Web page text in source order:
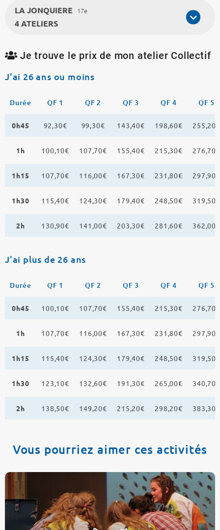
LA JONQUIERE 17e
4 ATELIERS
Je trouve le prix de mon atelier Collectif
J'ai 26 ans ou moins
Durée QF 1 QF 2 QF 3 QF 4 QF 5
0h45 92,30€ 99,30€ 143,40€ 198,60€ 255,20€
1h 100,10€ 107,70€ 155,40€ 215,30€ 276,70€
1h15 107,70€ 116,00€ 167,30€ 231,80€ 297,90€
1h30 115,40€ 124,30€ 179,40€ 248,50€ 319,50€
2h 130,90€ 141,00€ 203,30€ 281,60€ 362,00€
J'ai plus de 26 ans
Durée QF 1 QF 2 QF 3 QF 4 QF 5
0h45 100,10€ 107,70€ 155,40€ 215,30€ 276,70€
1h 107,70€ 116,00€ 167,30€ 231,80€ 297,90€
1h15 115,40€ 124,30€ 179,40€ 248,50€ 319,50€
1h30 123,10€ 132,60€ 191,30€ 265,00€ 340,70€
2h 138,50€ 149,20€ 215,20€ 298,20€ 383,30€
Vous pourriez aimer ces activités